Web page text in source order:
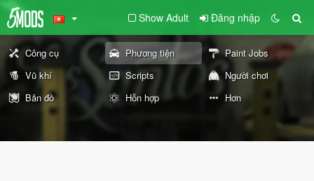
Show Adult Đăng nhập
Công cụ Phương tiện
Paint Jobs
Vũ khí
Scripts
Người chơi
Bản đồ
Hỗn hợp Hơn